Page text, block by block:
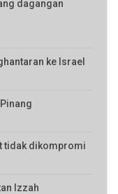
dagangan
ke Israel
tidak dikompromi
Izzah